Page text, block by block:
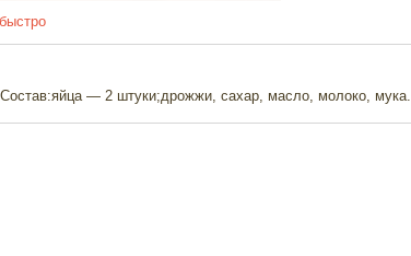
— 2 штуки;дрожжи, сахар, масло, молоко, мука.